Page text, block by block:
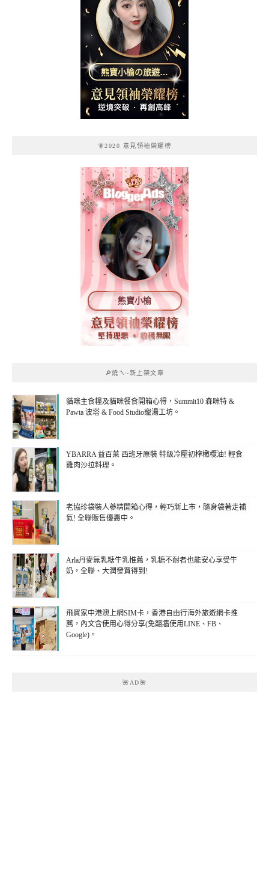
熊寶小榆の旅遊日
記
🧚2020 意見領袖榮耀榜
熊寶小榆
🔎燒ㄟ~新上架文章
貓咪主食糧及貓咪餐食開箱心得，Summit10 森咪特 &
Pawta 波塔 & Food Studio寵湯工坊。
YBARRA 益百萊 西班牙原裝 特級冷壓初榨橄欖油! 輕食
雞肉沙拉料理。
老協珍袋裝人蔘精開箱心得，輕巧新上市，隨身袋著走補
氣! 全聯販售優惠中。
Arla丹麥無乳糖牛乳推薦，乳糖不耐者也能安心享受牛
奶，全聯、大潤發買得到!
飛買家中港澳上網SIM卡，香港自由行海外旅遊網卡推
薦，內文含使用心得分享(免翻牆使用LINE、FB、
Google)。
🌺AD🌺